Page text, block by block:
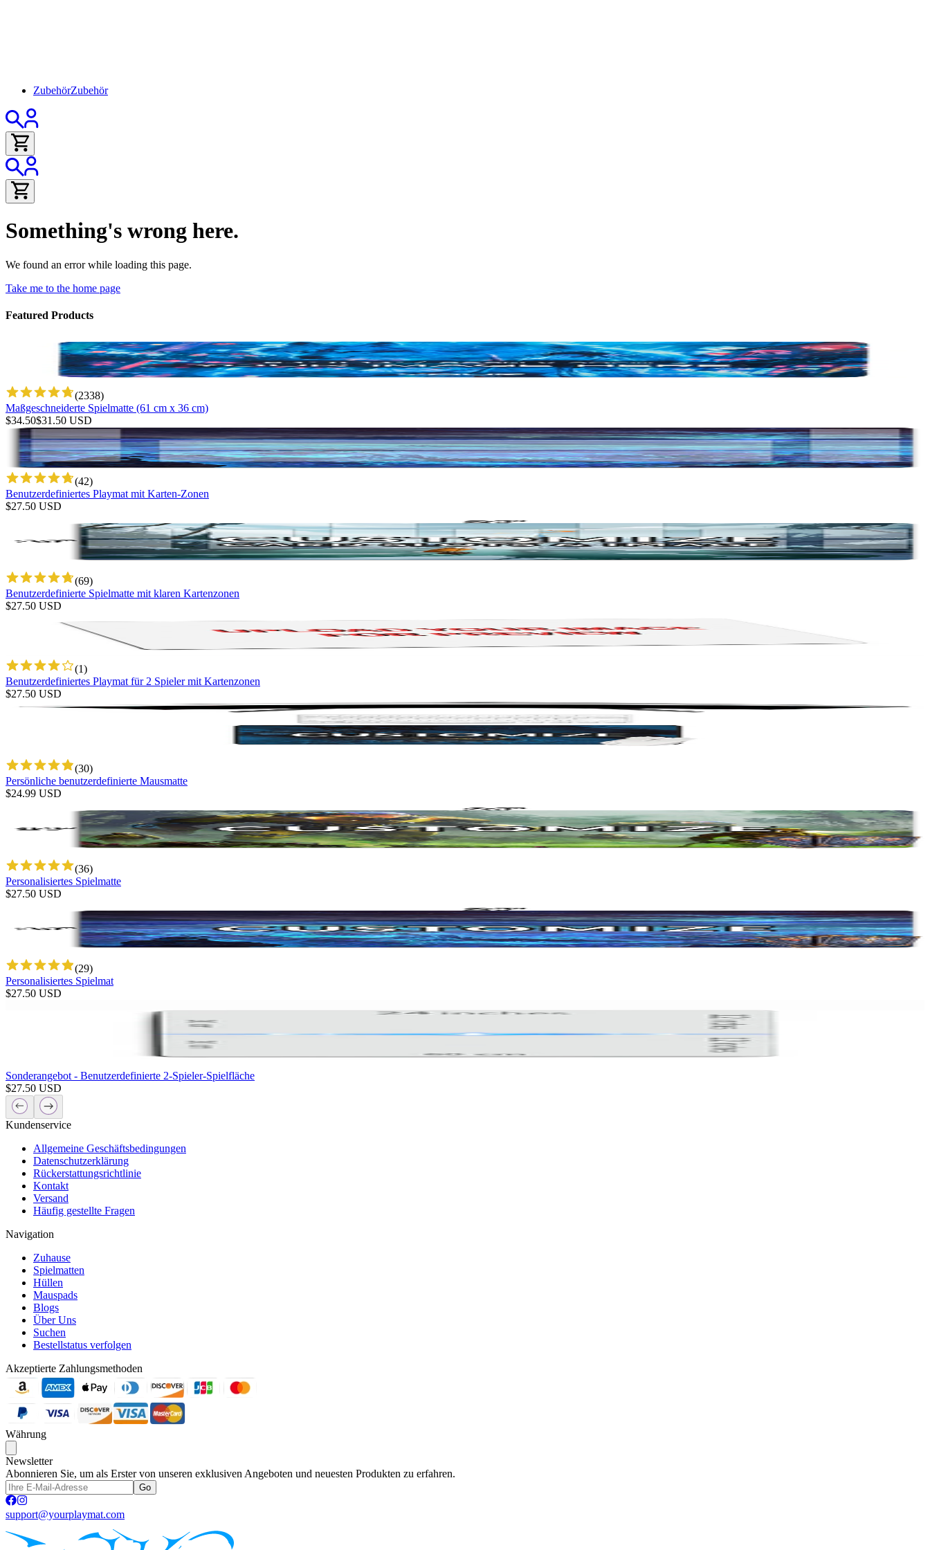
ZubehörZubehör
Something's wrong here.
We found an error while loading this page.
Take me to the home page
Featured Products
(2338)
Maßgeschneiderte Spielmatte (61 cm x 36 cm)
$34.50$31.50 USD
(42)
Benutzerdefiniertes Playmat mit Karten-Zonen
$27.50 USD
(69)
Benutzerdefinierte Spielmatte mit klaren Kartenzonen
$27.50 USD
(1)
Benutzerdefiniertes Playmat für 2 Spieler mit Kartenzonen
$27.50 USD
(30)
Persönliche benutzerdefinierte Mausmatte
$24.99 USD
(36)
Personalisiertes Spielmatte
$27.50 USD
(29)
Personalisiertes Spielmat
$27.50 USD
Sonderangebot - Benutzerdefinierte 2-Spieler-Spielfläche
$27.50 USD
Kundenservice
Allgemeine Geschäftsbedingungen
Datenschutzerklärung
Rückerstattungsrichtlinie
Kontakt
Versand
Häufig gestellte Fragen
Navigation
Zuhause
Spielmatten
Hüllen
Mauspads
Blogs
Über Uns
Suchen
Bestellstatus verfolgen
Akzeptierte Zahlungsmethoden
Währung
Newsletter
Abonnieren Sie, um als Erster von unseren exklusiven Angeboten und neuesten Produkten zu erfahren.
Go
support@yourplaymat.com